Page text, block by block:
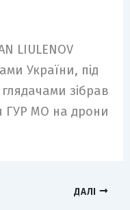
LIULENOV
України, під
зібрав
ГУР МО на дрони
ДАЛІ